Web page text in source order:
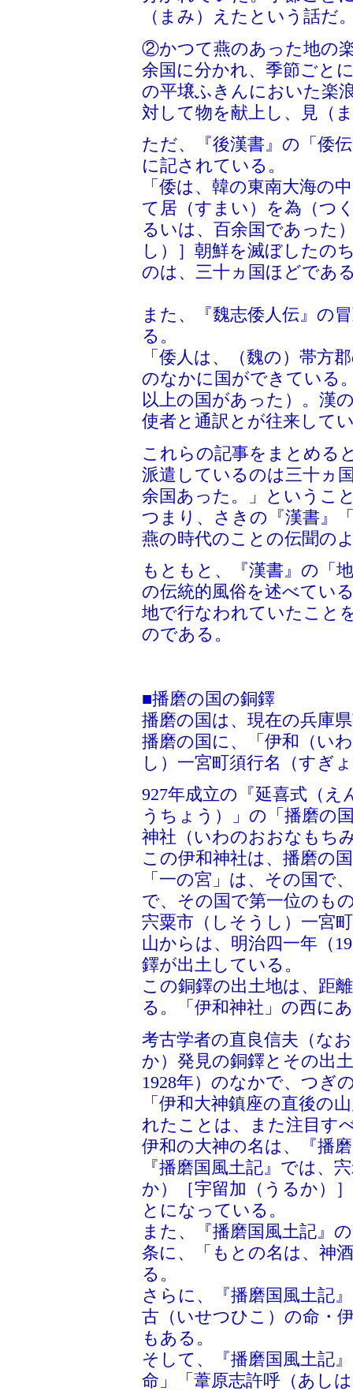
（まみ）えたという話だ
②かつて燕のあった地の
余国に分かれ、季節ごと
の平壌ふきんにおいた楽
対して物を献上し、見（
ただ、『後漢書』の「倭
に記されている。
「倭は、韓の東南大海の
て居（すまい）を為（つ
るいは、百余国であった
し）］朝鮮を滅ぼしたの
のは、三十ヵ国ほどであ
また、『魏志倭人伝』の
る。
「倭人は、（魏の）帯方
のなかに国ができている
以上の国があった）。漢
使者と通訳とが往来して
これらの記事をまとめる
派遣しているのは三十ヵ
余国あった。」というこ
つまり、さきの『漢書』
燕の時代のことの伝聞の
もともと、『漢書』の「
の伝統的風俗を述べてい
地で行なわれていたこと
のである。
■播磨の国の銅鐸
播磨の国は、現在の兵庫
播磨の国に、「伊和（い
し）一宮町須行名（すぎ
927年成立の『延喜式（
うちょう）」の「播磨の
神社（いわのおおなもち
この伊和神社は、播磨の
「一の宮」は、その国で
で、その国で第一位のも
宍粟市（しそうし）一宮
山からは、明治四一年（
鐸が出土している。
この銅鐸の出土地は、距
る。「伊和神社」の西に
考古学者の直良信夫（な
か）発見の銅鐸とその出
1928年）のなかで、つぎ
「伊和大神鎮座の直後の
れたことは、また注目
伊和の大神の名は、『播
『播磨国風土記』では、
か）［宇留加（うるか）
とになっている。
また、『播磨国風土記』
条に、「もとの名は、神
る。
さらに、『播磨国風土記
古（いせつひこ）の命・
もある。
そして、『播磨国風土記
命」「葦原志許呼（あし